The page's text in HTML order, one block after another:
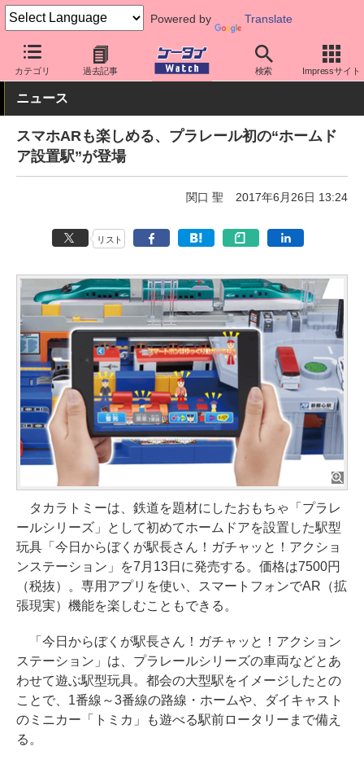
Powered by Translate
カテゴリ 過去記事 検索 Impressサイト
ケータイ Watch 周辺機器/アクセサリー その他
ニュース
スマホARも楽しめる、プラレール初の“ホームド
ア設置駅”が登場
関口 聖 2017年6月26日 13:24
リスト
タカラトミーは、鉄道を題材にしたおもちゃ「プラレ
ールシリーズ」として初めてホームドアを設置した駅型
玩具「今日からぼくが駅長さん！ガチャッと！アクショ
ンステーション」を7月13日に発売する。価格は7500円
（税抜）。専用アプリを使い、スマートフォンでAR（拡
張現実）機能を楽しむこともできる。
「今日からぼくが駅長さん！ガチャッと！アクション
ステーション」は、プラレールシリーズの車両などとあ
わせて遊ぶ駅型玩具。都会の大型駅をイメージしたとの
ことで、1番線～3番線の路線・ホームや、ダイキャスト
のミニカー「トミカ」も遊べる駅前ロータリーまで備え
る。